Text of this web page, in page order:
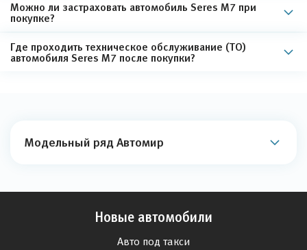
Можно ли застраховать автомобиль Seres M7 при
покупке?
Где проходить техническое обслуживание (ТО)
автомобиля Seres M7 после покупки?
Модельный ряд Автомир
Новые автомобили
Авто под такси